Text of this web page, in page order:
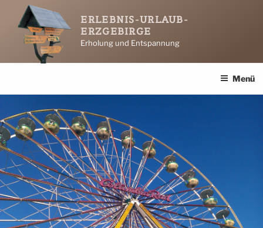
Inhalt
springen
ERLEBNIS-URLAUB-
ERZGEBIRGE
Erholung und Entspannung
Menü